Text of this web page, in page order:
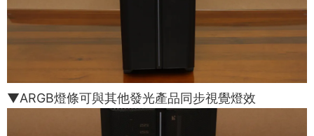
▼ARGB燈條可與其他發光產品同步視覺燈效